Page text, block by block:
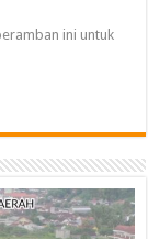
ini untuk